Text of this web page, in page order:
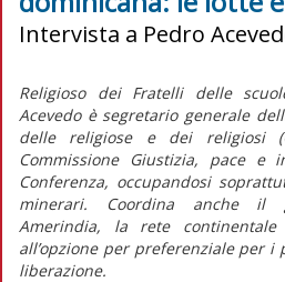
Intervista a Pedro
Religioso dei Fratelli delle
Acevedo è segretario generale
delle religiose e dei religiosi
Commissione Giustizia, pace e
Conferenza, occupandosi
minerari. Coordina anche il
Amerindia, la rete
all’opzione per preferenziale per i
liberazione.